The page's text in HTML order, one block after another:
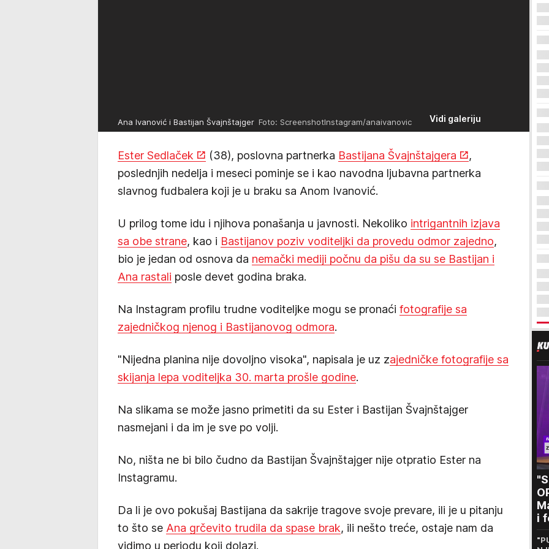
Vidi galeriju
Ana Ivanović i Bastijan Švajnštajger Foto: ScreenshotInstagram/anaivanovic
Ester Sedlaček (38), poslovna partnerka Bastijana Švajnštajgera
,
poslednjih nedelja i meseci pominje se i kao navodna ljubavna partnerka
slavnog fudbalera koji je u braku sa Anom Ivanović.
U prilog tome idu i njihova ponašanja u javnosti. Nekoliko intrigantnih izjava
sa obe strane, kao i Bastijanov poziv voditeljki da provedu odmor zajedno,
bio je jedan od osnova da nemački mediji počnu da pišu da su se Bastijan i
Ana rastali posle devet godina braka.
Na Instagram profilu trudne voditeljke mogu se pronaći fotografije sa
zajedničkog njenog i Bastijanovog odmora.
"Nijedna planina nije dovoljno visoka", napisala je uz zajedničke fotografije sa
skijanja lepa voditeljka 30. marta prošle godine.
Na slikama se može jasno primetiti da su Ester i Bastijan Švajnštajger
nasmejani i da im je sve po volji.
No, ništa ne bi bilo čudno da Bastijan Švajnštajger nije otpratio Ester na
Instagramu.
Da li je ovo pokušaj Bastijana da sakrije tragove svoje prevare, ili je u pitanju
to što se Ana grčevito trudila da spase brak, ili nešto treće, ostaje nam da
vidimo u periodu koji dolazi.
i